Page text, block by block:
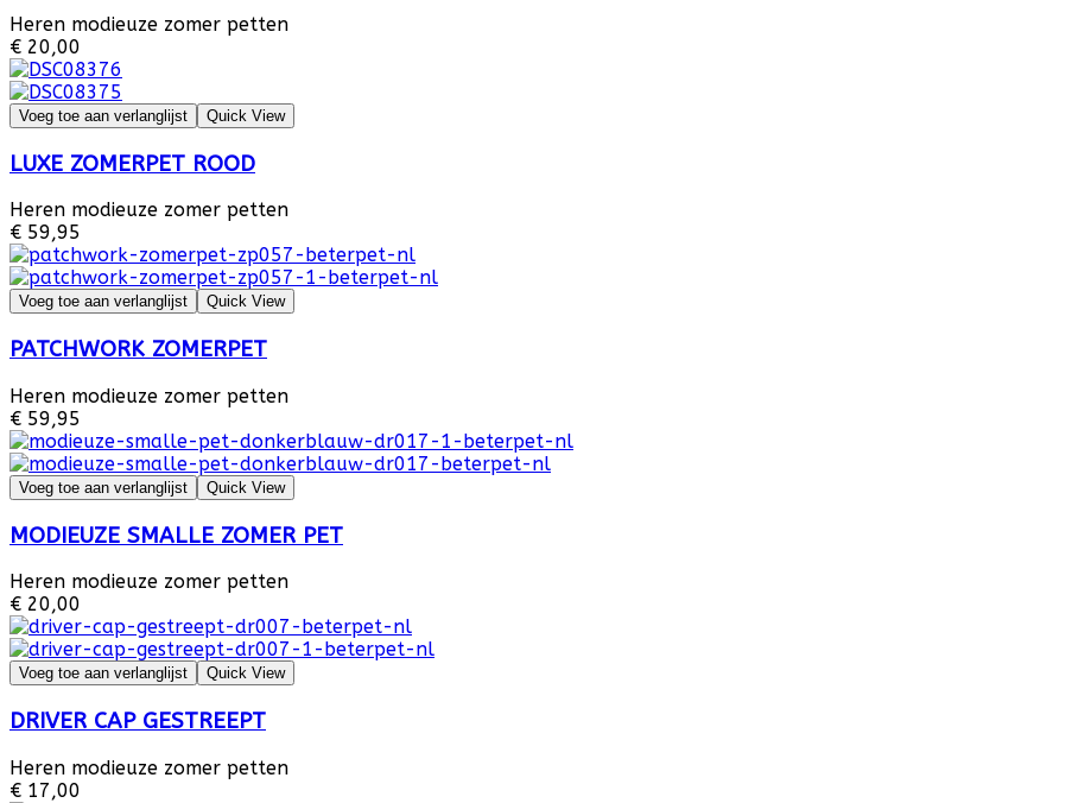
Heren modieuze zomer petten
€ 20,00
Voeg toe aan verlanglijst Quick View
LUXE ZOMERPET ROOD
Heren modieuze zomer petten
€ 59,95
Voeg toe aan verlanglijst Quick View
PATCHWORK ZOMERPET
Heren modieuze zomer petten
€ 59,95
Voeg toe aan verlanglijst Quick View
MODIEUZE SMALLE ZOMER PET
Heren modieuze zomer petten
€ 20,00
Voeg toe aan verlanglijst Quick View
DRIVER CAP GESTREEPT
Heren modieuze zomer petten
€ 17,00